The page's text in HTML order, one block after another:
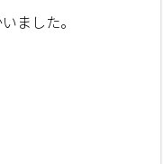
ました。